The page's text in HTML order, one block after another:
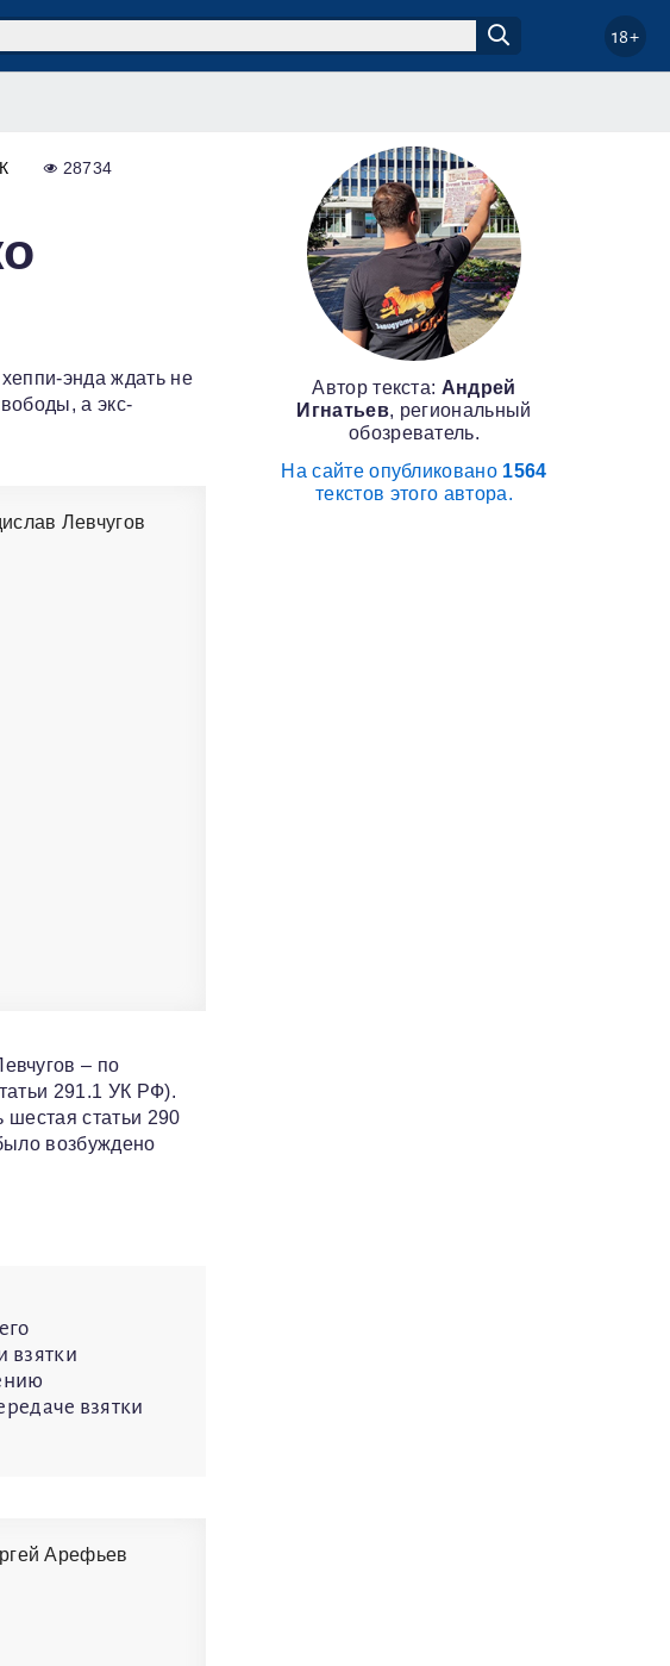
18+
28734
энда ждать не
а экс-
Левчугов
– по
291.1 УК РФ).
шестая статьи 290
возбуждено
взятки
взятки
Арефьев
Автор текста: Андрей
Игнатьев, региональный
обозреватель.
На сайте опубликовано 1564
текстов этого автора.